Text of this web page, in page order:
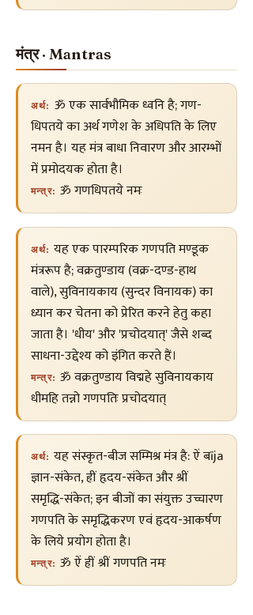
मंत्र · Mantras
अर्थ: ॐ एक सार्वभौमिक ध्वनि है; गण-
धिपतये का अर्थ गणेश के अधिपति के लिए
नमन है। यह मंत्र बाधा निवारण और आरम्भों
में प्रमोदयक होता है।
मन्त्र: ॐ गणधिपतये नमः
अर्थ: यह एक पारम्परिक गणपति मण्डूक
मंत्ररूप है; वक्रतुण्डाय (वक्र-दण्ड-हाथ
वाले), सुविनायकाय (सुन्दर विनायक) का
ध्यान कर चेतना को प्रेरित करने हेतु कहा
जाता है। 'धीय' और 'प्रचोदयात्' जैसे शब्द
साधना-उद्देश्य को इंगित करते हैं।
मन्त्र: ॐ वक्रतुण्डाय विद्महे सुविनायकाय
धीमहि तन्नो गणपतिः प्रचोदयात्
अर्थ: यह संस्कृत-बीज सम्मिश्र मंत्र है: ऐं बīja
ज्ञान-संकेत, ह्रीं हृदय-संकेत और श्रीं
समृद्धि-संकेत; इन बीजों का संयुक्त उच्चारण
गणपति के समृद्धिकरण एवं हृदय-आकर्षण
के लिये प्रयोग होता है।
मन्त्र: ॐ ऐं ह्रीं श्रीं गणपति नमः